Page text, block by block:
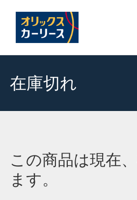
在庫切れ
この商品は現在
ます。